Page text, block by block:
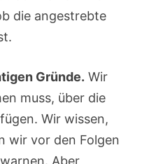
die angestrebte
Gründe. Wir
muss, über die
Wir wissen,
wir vor den Folgen
Aber